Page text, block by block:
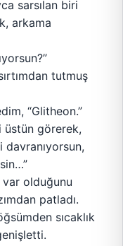
sarsılan biri
arkama
tutmuş
“Glitheon.”
üstün görerek,
var olduğunu
patladı.
sıcaklık